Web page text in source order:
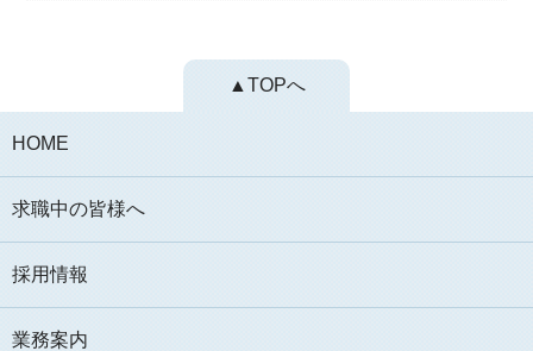
▲TOPへ
HOME
求職中の皆様へ
採用情報
業務案内